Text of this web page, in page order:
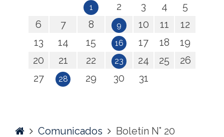
1 2 3 4
5
6
7 8 9 10 11
12
13
14 15 16 17 18
19
20
21 22 23 24 25
26
27
28 29 30 31
HomeComunicados Boletín N° 20